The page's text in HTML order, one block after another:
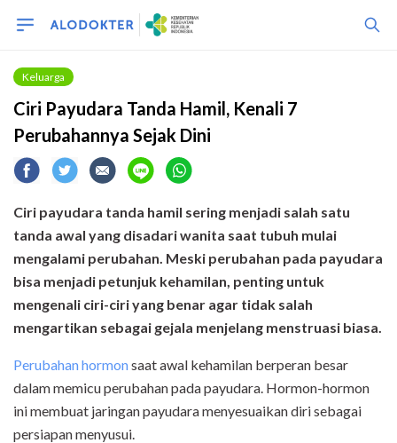
Keluarga
Ciri Payudara Tanda Hamil, Kenali 7
Perubahannya Sejak Dini
Ciri payudara tanda hamil sering menjadi salah satu
tanda awal yang disadari wanita saat tubuh mulai
mengalami perubahan. Meski perubahan pada payudara
bisa menjadi petunjuk kehamilan, penting untuk
mengenali ciri-ciri yang benar agar tidak salah
mengartikan sebagai gejala menjelang menstruasi biasa.
Perubahan hormonsaat awal kehamilan berperan besar
dalam memicu perubahan pada payudara. Hormon-hormon
ini membuat jaringan payudara menyesuaikan diri sebagai
persiapan menyusui.